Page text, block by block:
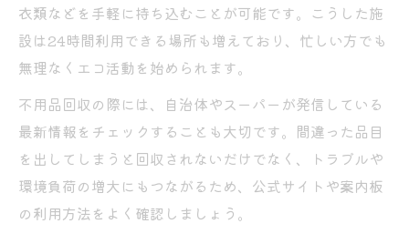
不用品回収の便利な持ち込み先を紹介
24時間利用可能なリサイクルステーション
の魅力
名古屋市で話題の不用品回収新サービスと
は
無料持ち込みで手軽に回収を実現する方法
いらない家具や衣類も簡単回収でスッキリ
リサイクルステーション活用の疑問解消
衣類などを手軽に持ち込むことが可能です。こうした施
設は24時間利用できる場所も増えており、忙しい方でも
無理なくエコ活動を始められます。
不用品回収の際には、自治体やスーパーが発信している
最新情報をチェックすることも大切です。間違った品目
を出してしまうと回収されないだけでなく、トラブルや
環境負荷の増大にもつながるため、公式サイトや案内板
の利用方法をよく確認しましょう。